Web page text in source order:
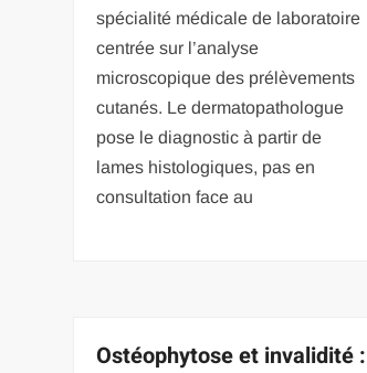
spécialité médicale de laboratoire
centrée sur l’analyse
microscopique des prélèvements
cutanés. Le dermatopathologue
pose le diagnostic à partir de
lames histologiques, pas en
consultation face au
Ostéophytose et invalidité :